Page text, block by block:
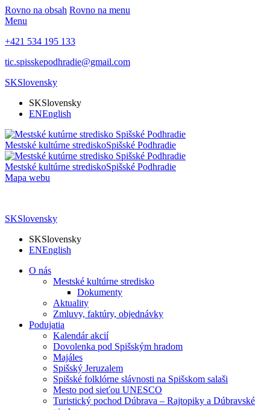
Rovno na obsah Rovno na menu
Menu
+421 534 195 133
tic.spisskepodhradie@gmail.com
SKSlovensky
SKSlovensky
ENEnglish
Mestské kultúrne strediskoSpišské Podhradie
Mestské kultúrne strediskoSpišské Podhradie
Mapa webu
SKSlovensky
SKSlovensky
ENEnglish
O nás
Mestské kultúrne stredisko
Dokumenty
Aktuality
Zmluvy, faktúry, objednávky
Podujatia
Kalendár akcií
Dovolenka pod Spišským hradom
Majáles
Spišský Jeruzalem
Spišské folklórne slávnosti na Spišskom salaši
Mesto pod sieťou UNESCO
Turistický pochod Dúbrava – Rajtopiky a Dúbravské